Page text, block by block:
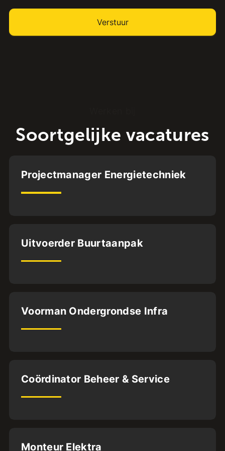
Soortgelijke vacatures
Oldenzaal
Projectmanager Energietechniek
Dordrecht
Uitvoerder Buurtaanpak
Deventer
Voorman Ondergrondse Infra
Oldenzaal
Coördinator Beheer & Service
Oldenzaal
Monteur Elektra